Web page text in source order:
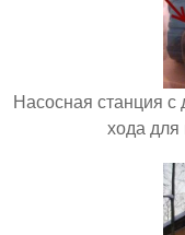
Насосная станция с
хода